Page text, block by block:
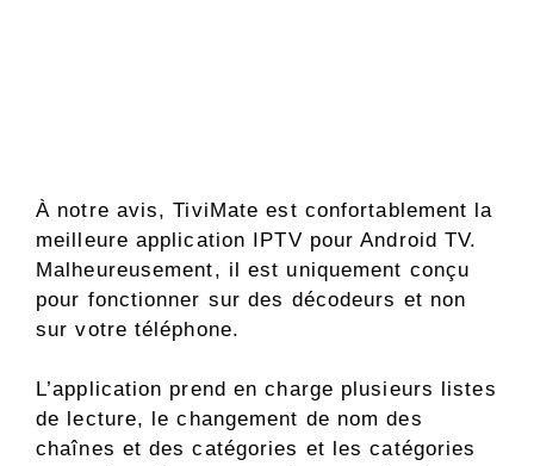
À notre avis, TiviMate est confortablement la
meilleure application IPTV pour Android TV.
Malheureusement, il est uniquement conçu
pour fonctionner sur des décodeurs et non
sur votre téléphone.
L’application prend en charge plusieurs listes
de lecture, le changement de nom des
chaînes et des catégories et les catégories